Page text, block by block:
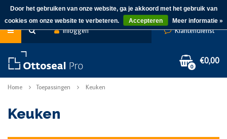
Inloggen Klantendienst
0
€0,00
Home Toepassingen Keuken
Keuken
Door het gebruiken van onze website, ga je akkoord met het gebruik van
cookies om onze website te verbeteren.
Accepteren Meer informatie »